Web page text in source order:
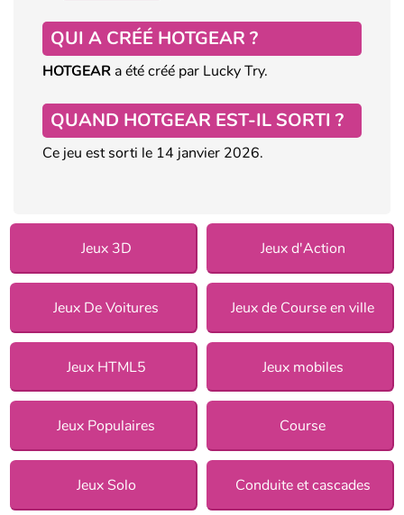
QUI A CRÉÉ HOTGEAR ?
HOTGEAR a été créé par Lucky Try.
QUAND HOTGEAR EST-IL SORTI ?
Ce jeu est sorti le 14 janvier 2026.
Jeux 3D Jeux d'Action
Jeux De Voitures Jeux de Course en ville
Jeux HTML5 Jeux mobiles
Jeux Populaires Course
Jeux Solo Conduite et cascades